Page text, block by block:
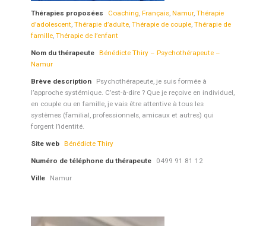
Nom du thérapeute Bénédicte Thiry – Psychothérapeute –
Namur
Thérapies proposées Coaching, Français, Namur, Thérapie
d’adolescent, Thérapie d’adulte, Thérapie de couple, Thérapie de
famille, Thérapie de l’enfant
Brève description
Psychothérapeute, je suis formée à
l’approche systémique. C’est-à-dire ? Que je reçoive en individuel,
en couple ou en famille, je vais être attentive à tous les
systèmes (familial, professionnels, amicaux et autres) qui
forgent l’identité.
Site web Bénédicte Thiry
Numéro de téléphone du thérapeute 0499 91 81 12
Ville Namur